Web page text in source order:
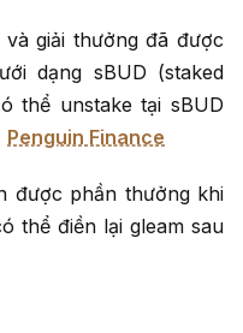
giải thưởng đã được
dạng sBUD (staked
thể unstake tại sBUD
Penguin Finance
được phần thưởng khi
thể điền lại gleam sau